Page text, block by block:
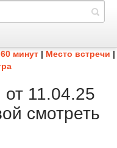
60 минут | Место встречи |
11.04.25
смотреть